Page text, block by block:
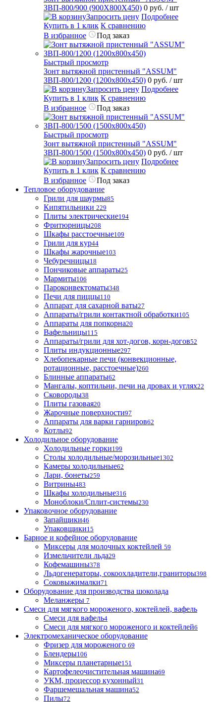
ЗВП-800/900 (900Х800Х450) 0 руб. / шт
Запросить цену Подробнее
Купить в 1 клик К сравнению
В избранное
Под заказ
Быстрый просмотр
Зонт вытяжной пристенный "ASSUM"
ЗВП-800/1200 (1200х800х450) 0 руб. / шт
Запросить цену Подробнее
Купить в 1 клик К сравнению
В избранное
Под заказ
Быстрый просмотр
Зонт вытяжной пристенный "ASSUM"
ЗВП-800/1500 (1500х800х450) 0 руб. / шт
Запросить цену Подробнее
Купить в 1 клик К сравнению
В избранное
Под заказ
Тепловое оборудование
Грили для шаурмы85
Кипятильники 229
Плиты электрические194
Фритюрницы208
Шкафы расстоечные109
Грили для кур44
Шкафы жарочные103
Чебуречницы18
Пончиковые аппараты25
Мармиты106
Пароконвектоматы348
Печи для пиццы110
Аппарат для сахарной ваты27
Аппараты/грили контактной обработки105
Аппараты для попкорна20
Вафельницы115
Аппараты/грили для хот-догов, корн-догов52
Плиты индукционные297
Хлебопекарные печи (конвекционные,
ротационные, расстоечные)260
Блинные аппараты62
Мангалы, коптильни, печи на дровах и углях22
Сковороды38
Плиты газовая20
Жарочные поверхности97
Аппараты для варки гарниров62
Котлы92
Холодильное оборудование
Холодильные горки199
Столы холодильные/морозильные1302
Камеры холодильные62
Лари, бонеты259
Витрины483
Шкафы холодильные316
Моноблоки/Сплит-системы230
Упаковочное оборудование
Запайщики46
Упаковщики15
Барное и кофейное оборудование
Миксеры для молочных коктейлей 59
Измельчители льда29
Кофемашины378
Льдогенераторы, сокоохладители,граниторы398
Соковыжималки71
Оборудование для производства шоколада
Меланжеры 7
Смеси для мягкого мороженого, коктейлей, вафель
Смеси для вафель4
Смеси для мягкого мороженого и коктейлей6
Электромеханическое оборудование
Фризер для мороженого 69
Блендеры106
Миксеры планетарные151
Картофелеочистительная машина69
УКМ, процессор кухонный31
Фаршемешальная машина52
Пилы72